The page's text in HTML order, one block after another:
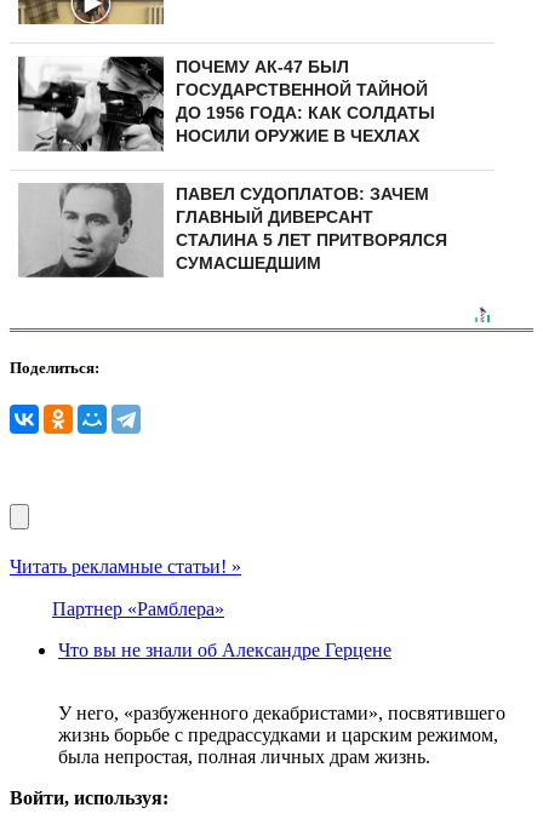
ПОЧЕМУ АК-47 БЫЛ
ГОСУДАРСТВЕННОЙ ТАЙНОЙ
ДО 1956 ГОДА: КАК СОЛДАТЫ
НОСИЛИ ОРУЖИЕ В ЧЕХЛАХ
ПАВЕЛ СУДОПЛАТОВ: ЗАЧЕМ
ГЛАВНЫЙ ДИВЕРСАНТ
СТАЛИНА 5 ЛЕТ ПРИТВОРЯЛСЯ
СУМАСШЕДШИМ
Поделиться:
Читать рекламные статьи! »
Партнер «Рамблера»
Что вы не знали об Александре Герцене
У него, «разбуженного декабристами», посвятившего
жизнь борьбе с предрассудками и царским режимом,
была непростая, полная личных драм жизнь.
Войти, используя: